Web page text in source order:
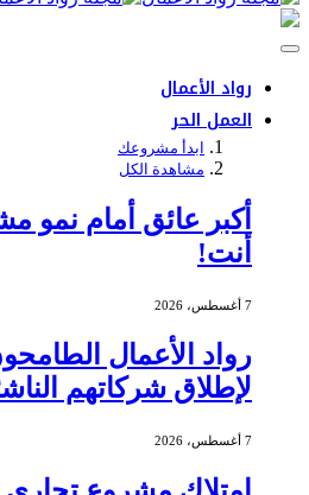
رواد الأعمال
العمل الحر
ابدأ مشروعك
مشاهدة الكل
أكبر عائق أمام نمو
أنت!
7 أغسطس، 2026
رواد الأعمال
لإطلاق شركاتهم
7 أغسطس، 2026